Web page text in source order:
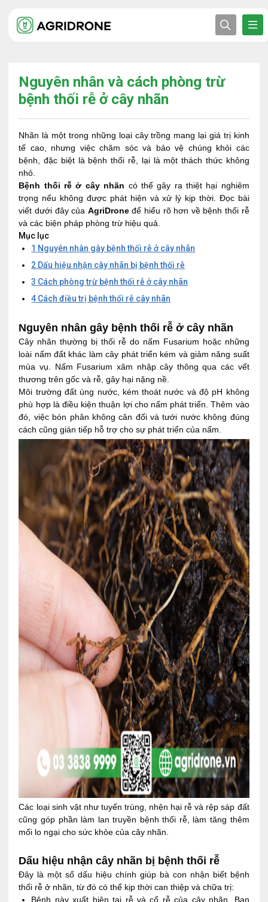
Nguyên nhân và cách phòng trừ
bệnh thối rễ ở cây nhãn
Nhãn là một trong những loại cây trồng mang lại giá trị kinh
tế cao, nhưng việc chăm sóc và bảo vệ chúng khỏi các
bệnh, đặc biệt là bệnh thối rễ, lại là một thách thức không
nhỏ.
Bệnh thối rễ ở cây nhãn có thể gây ra thiệt hại nghiêm
trọng nếu không được phát hiện và xử lý kịp thời. Đọc bài
viết dưới đây của AgriDroneđể hiểu rõ hơn về bệnh thối rễ
và các biện pháp phòng trừ hiệu quả.
Mục lục
1 Nguyên nhân gây bệnh thối rễ ở cây nhãn
2 Dấu hiệu nhận cây nhãn bị bệnh thối rễ
3 Cách phòng trừ bệnh thối rễ ở cây nhãn
4 Cách điều trị bệnh thối rễ cây nhãn
Nguyên nhân gây bệnh thối rễ ở cây nhãn
Cây nhãn thường bị thối rễ do nấm Fusarium hoặc những
loài nấm đất khác làm cây phát triển kém và giảm năng suất
mùa vụ. Nấm Fusarium xâm nhập cây thông qua các vết
thương trên gốc và rễ, gây hại nặng nề.
Môi trường đất úng nước, kém thoát nước và độ pH không
phù hợp là điều kiện thuận lợi cho nấm phát triển. Thêm vào
đó, việc bón phân không cân đối và tưới nước không đúng
cách cũng gián tiếp hỗ trợ cho sự phát triển của nấm.
Các loại sinh vật như tuyến trùng, nhện hại rễ và rệp sáp đất
cũng góp phần làm lan truyền bệnh thối rễ, làm tăng thêm
mối lo ngại cho sức khỏe của cây nhãn.
Dấu hiệu nhận cây nhãn bị bệnh thối rễ
Đây là một số dấu hiệu chính giúp bà con nhận biết bệnh
thối rễ ở nhãn, từ đó có thể kịp thời can thiệp và chữa trị:
Bệnh này xuất hiện tại rễ và cổ rễ của cây nhãn. Ban